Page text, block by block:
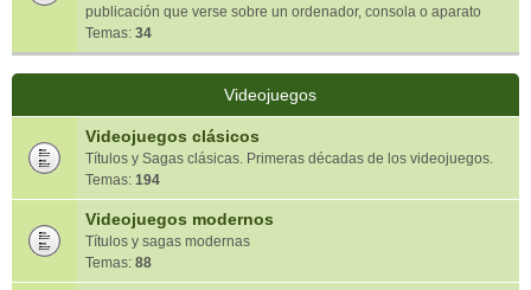
publicación que verse sobre un ordenador, consola o aparato
Temas: 34
Videojuegos
Videojuegos clásicos
Títulos y Sagas clásicas. Primeras décadas de los videojuegos.
Temas: 194
Videojuegos modernos
Títulos y sagas modernas
Temas: 88